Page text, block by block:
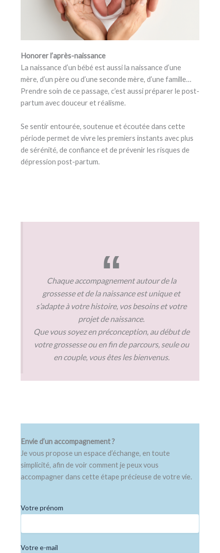
Honorer l’après-naissance
La naissance d’un bébé est aussi la naissance d’une
mère, d’un père ou d’une seconde mère, d’une famille…
Prendre soin de ce passage, c’est aussi préparer le post-
partum avec douceur et réalisme.
Se sentir entourée, soutenue et écoutée dans cette
période permet de vivre les premiers instants avec plus
de sérénité, de confiance et de prévenir les risques de
dépression post-partum.
Chaque accompagnement autour de la
grossesse et de la naissance est unique et
s’adapte à votre histoire, vos besoins et votre
projet de naissance.
Que vous soyez en préconception, au début de
votre grossesse ou en fin de parcours, seule ou
en couple, vous êtes les bienvenus.
Envie d’un accompagnement ?
Je vous propose un espace d’échange, en toute
simplicité, afin de voir comment je peux vous
accompagner dans cette étape précieuse de votre vie.
Votre prénom
Votre e-mail